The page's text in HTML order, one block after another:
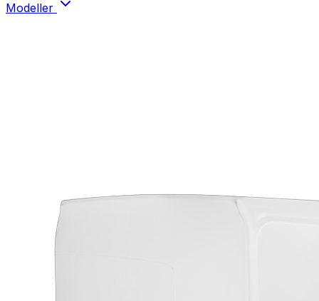
Modeller